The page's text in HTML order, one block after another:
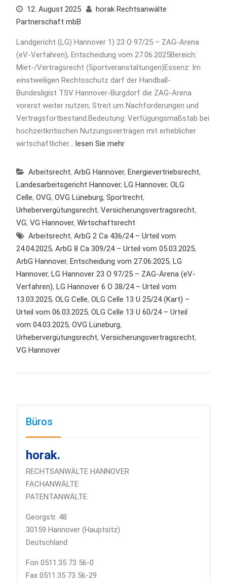
12. August 2025
horak Rechtsanwälte
Partnerschaft mbB
Landgericht (LG) Hannover 1) 23 O 97/25 – ZAG-Arena
(eV-Verfahren), Entscheidung vom 27.06.2025Bereich:
Miet-/Vertragsrecht (Sportveranstaltungen)Essenz: Im
einstweiligen Rechtsschutz darf der Handball-
Bundesligist TSV Hannover-Burgdorf die ZAG-Arena
vorerst weiter nutzen; Streit um Nachforderungen und
Vertragsfortbestand.Bedeutung: Verfügungsmaßstab bei
hochzeitkritischen Nutzungsverträgen mit erheblicher
wirtschaftlicher… lesen Sie mehr
Arbeitsrecht, ArbG Hannover, Energievertriebsrecht,
Landesarbeitsgericht Hannover, LG Hannover, OLG
Celle, OVG, OVG Lüneburg, Sportrecht,
Urhebervergütungsrecht, Versicherungsvertragsrecht,
VG, VG Hannover, Wirtschaftsrecht
Arbeitsrecht, ArbG 2 Ca 436/24 – Urteil vom
24.04.2025, ArbG 8 Ca 309/24 – Urteil vom 05.03.2025,
ArbG Hannover, Entscheidung vom 27.06.2025, LG
Hannover, LG Hannover 23 O 97/25 – ZAG-Arena (eV-
Verfahren), LG Hannover 6 O 38/24 – Urteil vom
13.03.2025, OLG Celle, OLG Celle 13 U 25/24 (Kart) –
Urteil vom 06.03.2025, OLG Celle 13 U 60/24 – Urteil
vom 04.03.2025, OVG Lüneburg,
Urhebervergütungsrecht, Versicherungsvertragsrecht,
VG Hannover
Büros
horak.
RECHTSANWÄLTE HANNOVER
FACHANWÄLTE
PATENTANWÄLTE
Georgstr. 48
30159 Hannover (Hauptsitz)
Deutschland
Fon 0511.35 73 56-0
Fax 0511.35 73 56-29